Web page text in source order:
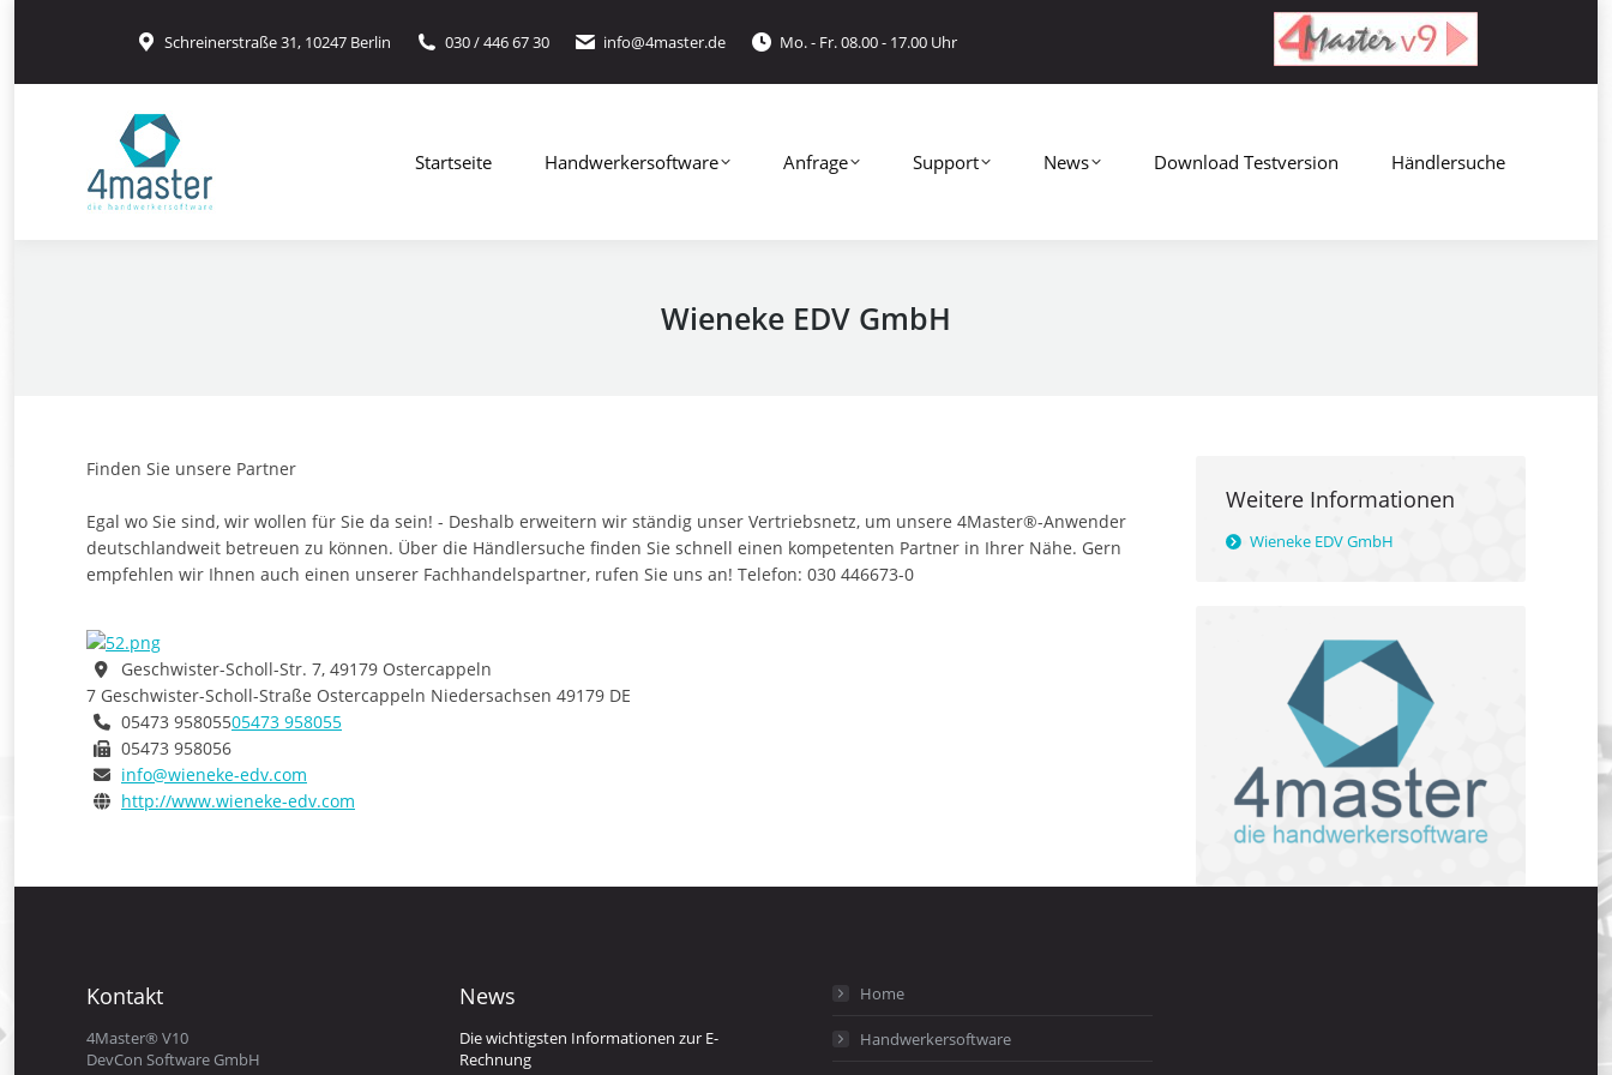
Schreinerstraße 31, 10247 Berlin 030 / 446 67 30 info@4master.de Mo. - Fr. 08.00 - 17.00 Uhr
Startseite Handwerkersoftware Anfrage Support News Download Testversion Händlersuche
Wieneke EDV GmbH
Geschwister-Scholl-Str. 7, 49179 Ostercappeln
7 Geschwister-Scholl-Straße Ostercappeln Niedersachsen 49179 DE
05473 95805505473 958055
05473 958056
info@wieneke-edv.com
http://www.wieneke-edv.com
Weitere Informationen
Wieneke EDV GmbH
Kontakt
4Master® V10
DevCon Software GmbH
News
Die wichtigsten Informationen zur E-
Rechnung
Home
Handwerkersoftware
Startseite Handwerkersoftware Anfrage Support Download Testversion Händlersuche